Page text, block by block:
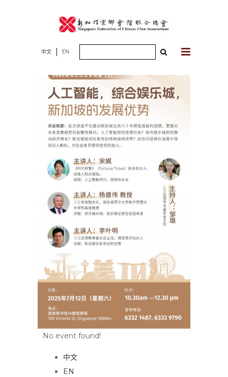
中文 EN
No event found!
中文
EN